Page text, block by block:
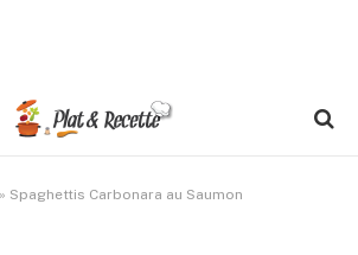
» Spaghettis Carbonara au Saumon